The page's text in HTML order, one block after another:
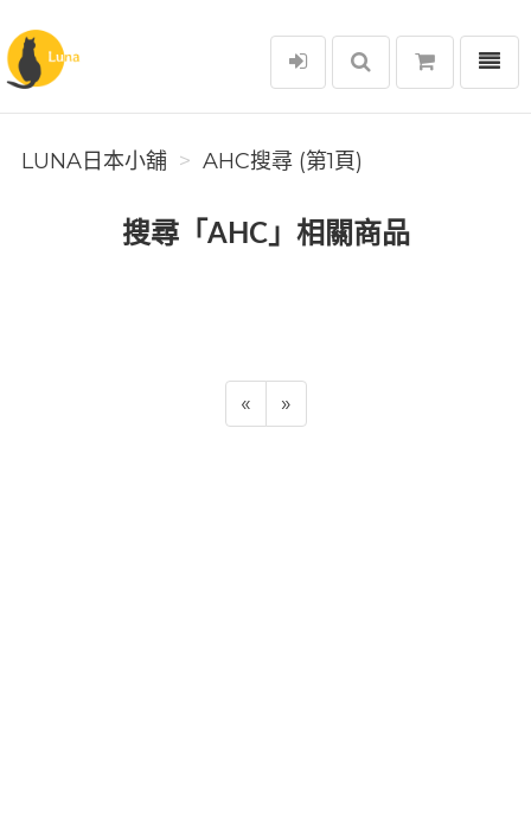
Luna日本小舖
選單
LUNA日本小舖 AHC搜尋 (第1頁)
搜尋「AHC」相關商品
« »